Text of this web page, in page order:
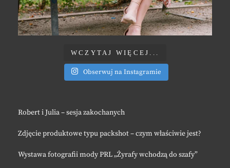
WCZYTAJ WIĘCEJ...
Obserwuj na Instagramie
Robert i Julia – sesja zakochanych
Zdjęcie produktowe typu packshot – czym właściwie jest?
Wystawa fotografii mody PRL „Żyrafy wchodzą do szafy”